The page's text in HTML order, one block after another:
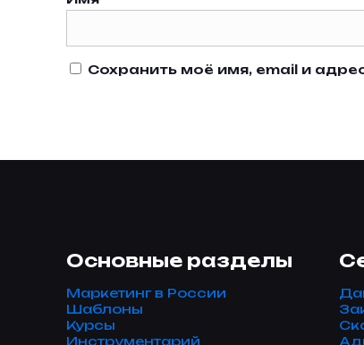
Сохранить моё имя, email и
Основные разделы
Маркетинг в России
Шаблоны
Курсы
Инструментарий